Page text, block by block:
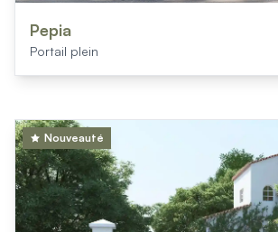
Accès Pro
Pepia
Portail plein
Nouveauté